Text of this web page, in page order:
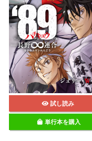
試し読み
単行本を購入